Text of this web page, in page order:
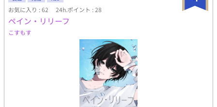
の他傷行為 ※流血、殺人表現あります。受けが心を開いた人が殺
されます。ご注意ください ※この物語は完全にフィクションで
す。 実在の人物・国・団体・事件等とは一切関係ありません。
お気に入り : 62 24h.ポイント : 28
ペイン・リリーフ
こすもす